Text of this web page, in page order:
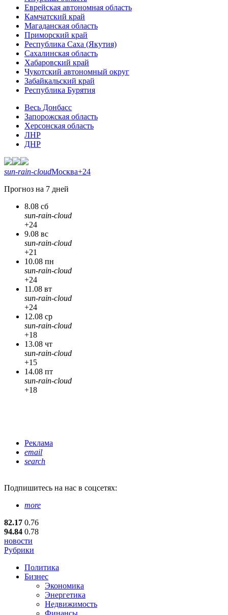
Еврейская автономная область
Камчатский край
Магаданская область
Приморский край
Республика Саха (Якутия)
Сахалинская область
Хабаровский край
Чукотский автономный округ
Забайкальский край
Республика Бурятия
Весь Донбасс
Запорожская область
Херсонская область
ЛНР
ДНР
sun-rain-cloudМосква+24
Прогноз на 7 дней
8.08 сб
sun-rain-cloud
+24
9.08 вс
sun-rain-cloud
+21
10.08 пн
sun-rain-cloud
+24
11.08 вт
sun-rain-cloud
+24
12.08 ср
sun-rain-cloud
+18
13.08 чт
sun-rain-cloud
+15
14.08 пт
sun-rain-cloud
+18
Реклама
email
search
Подпишитесь на нас в соцсетях:
more
82.17 0.76
94.84 0.78
новости
Рубрики
Политика
Бизнес
Экономика
Энергетика
Недвижимость
Финансы